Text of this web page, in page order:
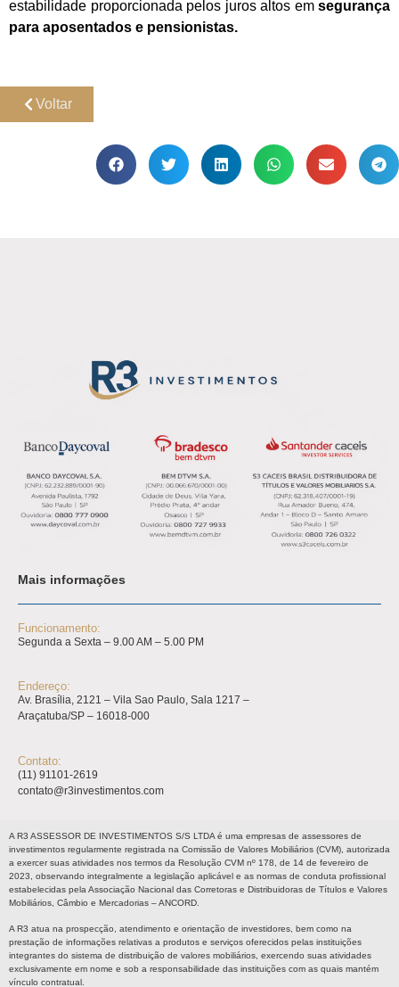
estabilidade proporcionada pelos juros altos em segurança
para aposentados e pensionistas.
Voltar
Mais informações
Funcionamento:
Segunda a Sexta – 9.00 AM – 5.00 PM
Endereço:
Av. Brasília, 2121 – Vila Sao Paulo, Sala 1217 –
Araçatuba/SP – 16018-000
Contato:
(11) 91101-2619
contato@r3investimentos.com
A R3 ASSESSOR DE INVESTIMENTOS S/S LTDA é uma empresas de assessores de
investimentos regularmente registrada na Comissão de Valores Mobiliários (CVM), autorizada
a exercer suas atividades nos termos da Resolução CVM nº 178, de 14 de fevereiro de
2023, observando integralmente a legislação aplicável e as normas de conduta profissional
estabelecidas pela Associação Nacional das Corretoras e Distribuidoras de Títulos e Valores
Mobiliários, Câmbio e Mercadorias – ANCORD.
A R3 atua na prospecção, atendimento e orientação de investidores, bem como na
prestação de informações relativas a produtos e serviços oferecidos pelas instituições
integrantes do sistema de distribuição de valores mobiliários, exercendo suas atividades
exclusivamente em nome e sob a responsabilidade das instituições com as quais mantém
vínculo contratual.